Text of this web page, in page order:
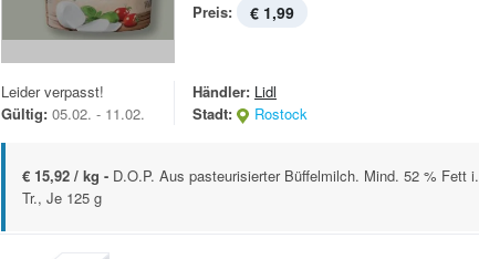
Preis: € 1,99
Leider verpasst!
Gültig: 05.02. - 11.02.
Händler: Lidl
Stadt:
Rostock
€ 15,92 / kg - D.O.P. Aus pasteurisierter Büffelmilch. Mind. 52 % Fett i.
Tr., Je 125 g